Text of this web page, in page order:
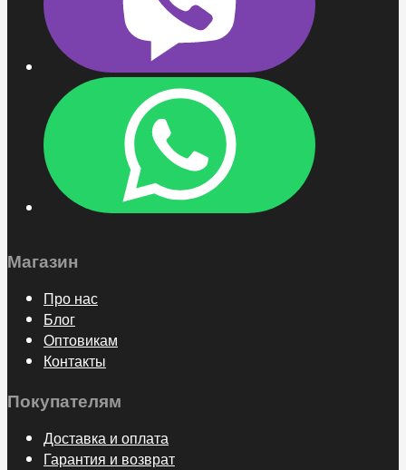
Магазин
Про нас
Блог
Оптовикам
Контакты
Покупателям
Доставка и оплата
Гарантия и возврат